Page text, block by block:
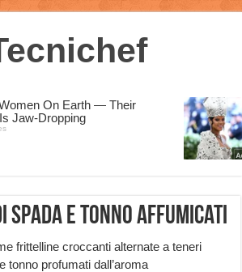
e tonno affumicati
frittelline croccanti alternate a teneri
tonno profumati dall’aroma